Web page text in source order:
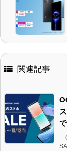
 関連記事
で